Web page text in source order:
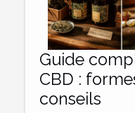
Guide
CBD :
conseils